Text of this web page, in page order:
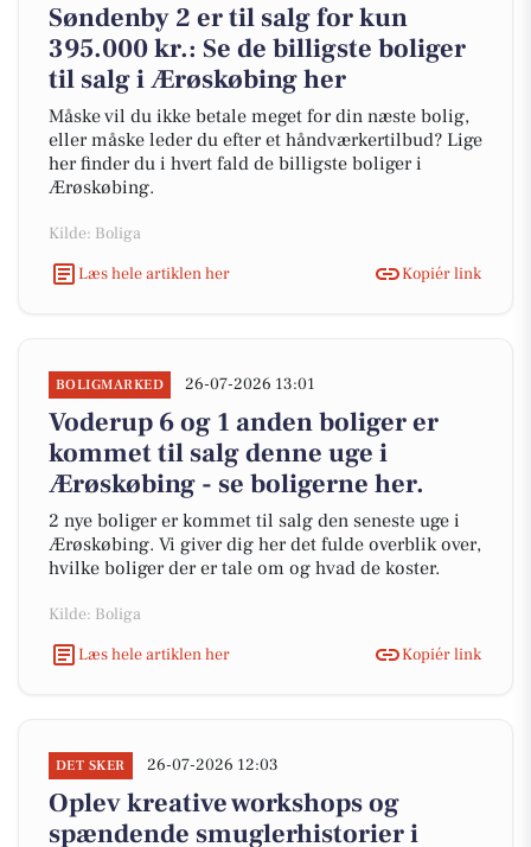
Søndenby 2 er til salg for kun
395.000 kr.: Se de billigste boliger
til salg i Ærøskøbing her
Måske vil du ikke betale meget for din næste bolig,
eller måske leder du efter et håndværkertilbud? Lige
her finder du i hvert fald de billigste boliger i
Ærøskøbing.
Kilde: Boliga
Læs hele artiklen her
Kopiér link
BOLIGMARKED 26-07-2026 13:01
Voderup 6 og 1 anden boliger er
kommet til salg denne uge i
Ærøskøbing - se boligerne her.
2 nye boliger er kommet til salg den seneste uge i
Ærøskøbing. Vi giver dig her det fulde overblik over,
hvilke boliger der er tale om og hvad de koster.
Kilde: Boliga
Læs hele artiklen her
Kopiér link
DET SKER 26-07-2026 12:03
Oplev kreative workshops og
spændende smuglerhistorier i